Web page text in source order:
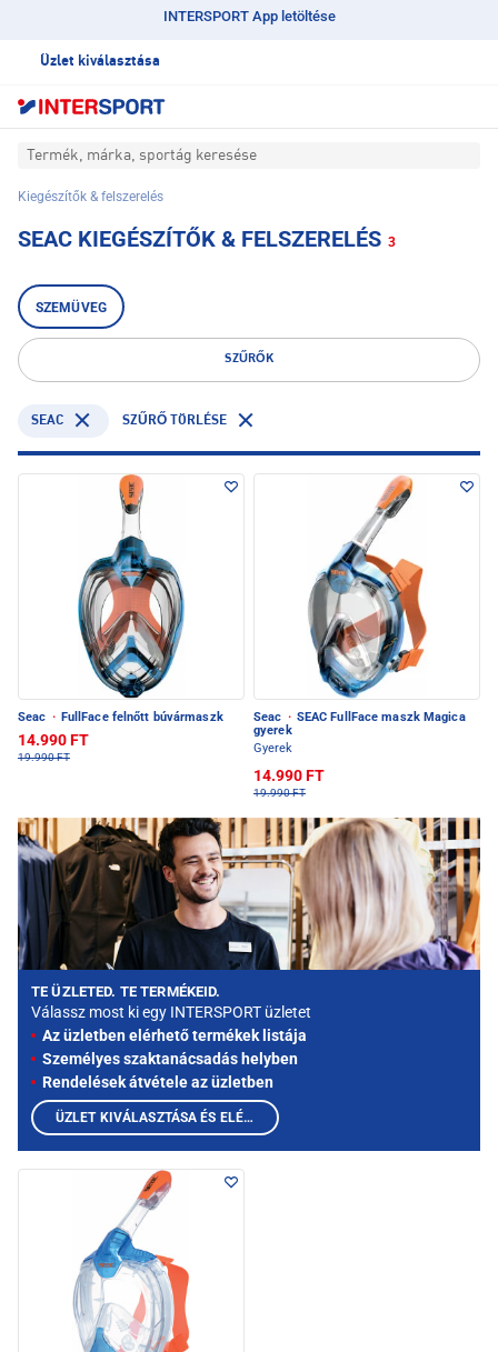
INTERSPORT App letöltése
Üzlet kiválasztása
Termék, márka, sportág keresése
Kiegészítők & felszerelés
SEAC KIEGÉSZÍTŐK & FELSZERELÉS 3
SZEMÜVEG
SZŰRŐK
SEAC SZŰRŐ TÖRLÉSE
Seac · FullFace felnőtt búvármaszk
14.990 FT
19.990 FT
Seac · SEAC FullFace maszk Magica
gyerek
Gyerek
14.990 FT
19.990 FT
TE ÜZLETED. TE TERMÉKEID.
Válassz most ki egy INTERSPORT üzletet
Az üzletben elérhető termékek listája
Személyes szaktanácsadás helyben
Rendelések átvétele az üzletben
ÜZLET KIVÁLASZTÁSA ÉS ELÉRHETŐ TERMÉKEK MEGTEKINTÉSE